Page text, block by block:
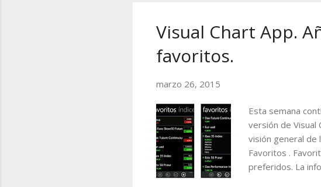
Visual Chart App.
favoritos.
marzo 26, 2015
Esta semana
versión de Visual
visión general de
Favoritos .
preferidos. La